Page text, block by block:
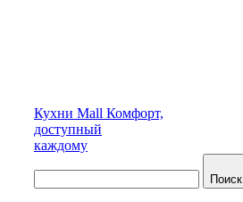
Кухни Mall Комфорт,
доступный
каждому
Поиск